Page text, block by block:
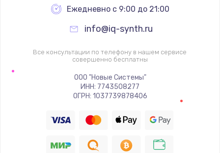
Заказать
Не работает
1400 руб.
Восстановление цепи питания, пайка
Заказать
Программный ремонт/прошивка
Ежедневно с 9:00 до 21:00
info@iq-synth.ru
Все консультации по телефону в нашем сервисе
совершенно бесплатны
ООО "Новые Системы"
ИНН: 7743508277
ОГРН: 1037739878406